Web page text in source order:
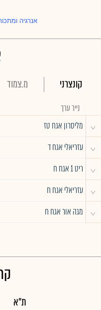
אנרגיה ‎ו‎
קונצרני מ.צמוד
נייר ערך
^ מליסרון אגח טז
^ עזריאלי אגח ד
^ ריט 1 אגח ח
^ עזריאלי אגח ח
^ מגה אור אגח ח
ת"א